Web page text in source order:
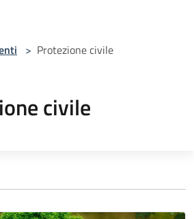
> Protezione civile
civile